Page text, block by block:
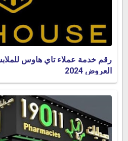
رقم خدمة عملاء تاي هاوس
العروض 2024